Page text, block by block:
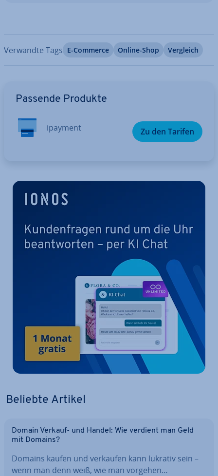
Verwandte Tags E-Commerce Online-Shop Vergleich
Passende Produkte
ipayment Zu den Tarifen
Beliebte Artikel
Domain Verkauf- und Handel: Wie verdient man Geld
mit Domains?
Domains kaufen und verkaufen kann lukrativ sein –
wenn man denn weiß, wie man vorgehen…